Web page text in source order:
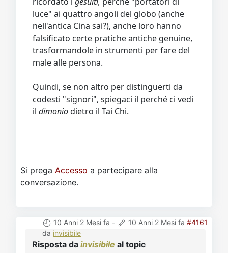
luce" ai quattro angoli del globo (anche
nell'antica Cina sai?), anche loro hanno
falsificato certe pratiche antiche genuine,
trasformandole in strumenti per fare del
male alle persona.
Quindi, se non altro per distinguerti da
codesti "signori", spiegaci il perché ci vedi
il dimoniodietro il Tai Chi.
Si prega Accesso a partecipare alla
conversazione.
10 Anni 2 Mesi fa - 10 Anni 2 Mesi fa #4161
da invisibile
Risposta da invisibile al topic